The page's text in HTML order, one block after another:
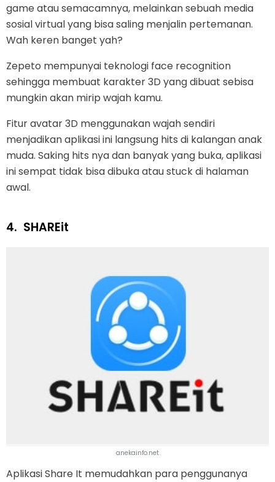
game atau semacamnya, melainkan sebuah media
sosial virtual yang bisa saling menjalin pertemanan.
Wah keren banget yah?
Zepeto mempunyai teknologi face recognition
sehingga membuat karakter 3D yang dibuat sebisa
mungkin akan mirip wajah kamu.
Fitur avatar 3D menggunakan wajah sendiri
menjadikan aplikasi ini langsung hits di kalangan anak
muda. Saking hits nya dan banyak yang buka, aplikasi
ini sempat tidak bisa dibuka atau stuck di halaman
awal.
4. SHAREit
anekainfo.net
Aplikasi Share It memudahkan para penggunanya